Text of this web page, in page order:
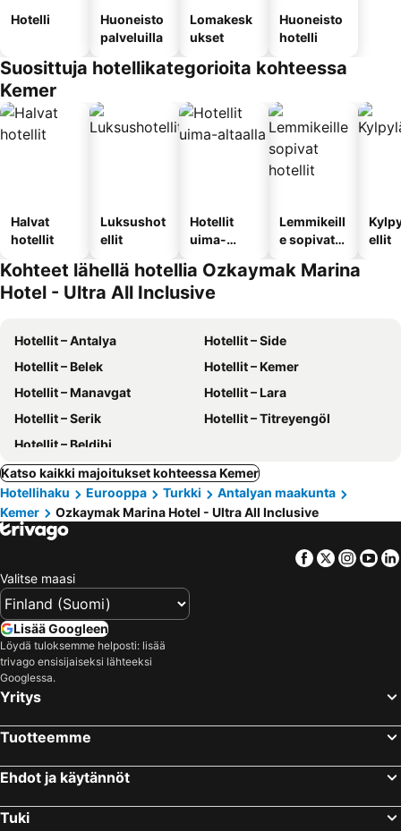
Hotelli
Huoneisto
palveluilla
Lomakesk
ukset
Huoneisto
hotelli
Suosittuja hotellikategorioita kohteessa
Kemer
Halvat
hotellit
Luksushot
ellit
Hotellit
uima-
Lemmikeill
e sopivat
ellit
Kohteet lähellä hotellia Ozkaymak Marina
Hotel - Ultra All Inclusive
Hotellit – Antalya
Hotellit – Side
Hotellit – Belek
Hotellit – Kemer
Hotellit – Manavgat
Hotellit – Lara
Hotellit – Serik
Hotellit – Titreyengöl
Hotellit – Beldibi
Katso kaikki majoitukset kohteessa Kemer
Hotellihaku
Eurooppa Turkki
Antalyan maakunta
Kemer
Ozkaymak Marina Hotel - Ultra All Inclusive
Facebook
Twitter
Valitse maasi
Lisää Googleen
Löydä tuloksemme helposti: lisää
trivago ensisijaiseksi lähteeksi
Googlessa.
Yritys
Tuotteemme
Ehdot ja käytännöt
Tuki